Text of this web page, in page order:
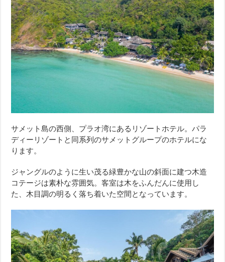
サメット島の西側、プラオ湾にあるリゾートホテル。パラ
ディーリゾートと同系列のサメットグループのホテルにな
ります。
ジャングルのように生い茂る緑豊かな山の斜面に建つ木造
コテージは素朴な雰囲気。客室は木をふんだんに使用し
た、木目調の明るく落ち着いた空間となっています。